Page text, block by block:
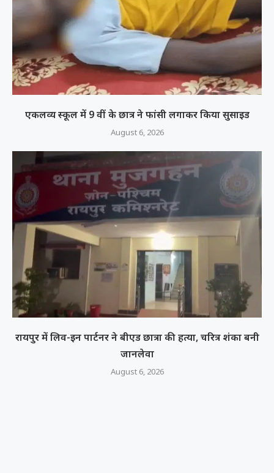
एकलव्य स्कूल में 9 वीं के छात्र ने फांसी लगाकर किया सुसाइड
August 6, 2026
रायपुर में लिव-इन पार्टनर ने बीएड छात्रा की हत्या, चरित्र शंका बनी
जानलेवा
August 6, 2026